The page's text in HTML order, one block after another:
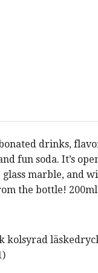
drinks,
fun soda. It’s
marble, and
the bottle!
kolsyrad